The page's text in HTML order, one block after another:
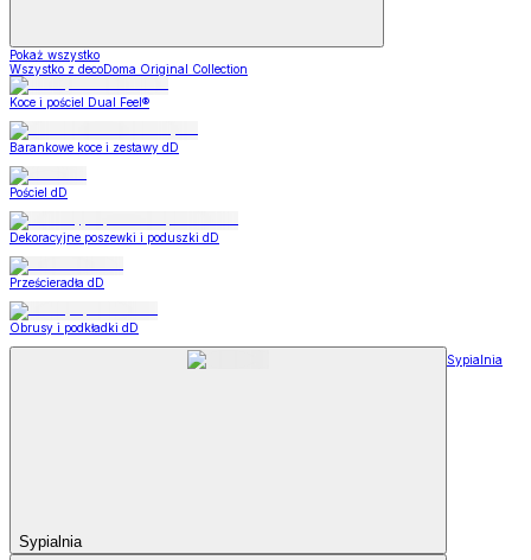
Pokaż wszystko
Wszystko z decoDoma Original Collection
Koce i pościel Dual Feel®
Barankowe koce i zestawy dD
Pościel dD
Dekoracyjne poszewki i poduszki dD
Prześcieradła dD
Obrusy i podkładki dD
Sypialnia
Sypialnia